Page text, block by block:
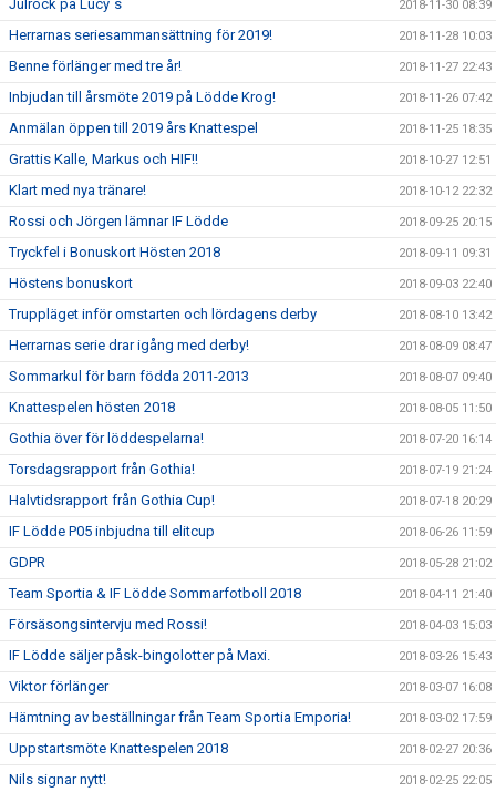
Julrock på Lucy´s 2018-11-30 08:39
Herrarnas seriesammansättning för 2019! 2018-11-28 10:03
Benne förlänger med tre år! 2018-11-27 22:43
Inbjudan till årsmöte 2019 på Lödde Krog! 2018-11-26 07:42
Anmälan öppen till 2019 års Knattespel 2018-11-25 18:35
Grattis Kalle, Markus och HIF!! 2018-10-27 12:51
Klart med nya tränare! 2018-10-12 22:32
Rossi och Jörgen lämnar IF Lödde 2018-09-25 20:15
Tryckfel i Bonuskort Hösten 2018 2018-09-11 09:31
Höstens bonuskort 2018-09-03 22:40
Truppläget inför omstarten och lördagens derby 2018-08-10 13:42
Herrarnas serie drar igång med derby! 2018-08-09 08:47
Sommarkul för barn födda 2011-2013 2018-08-07 09:40
Knattespelen hösten 2018 2018-08-05 11:50
Gothia över för löddespelarna! 2018-07-20 16:14
Torsdagsrapport från Gothia! 2018-07-19 21:24
Halvtidsrapport från Gothia Cup! 2018-07-18 20:29
IF Lödde P05 inbjudna till elitcup 2018-06-26 11:59
GDPR 2018-05-28 21:02
Team Sportia & IF Lödde Sommarfotboll 2018 2018-04-11 21:40
Försäsongsintervju med Rossi! 2018-04-03 15:03
IF Lödde säljer påsk-bingolotter på Maxi. 2018-03-26 15:43
Viktor förlänger 2018-03-07 16:08
Hämtning av beställningar från Team Sportia Emporia! 2018-03-02 17:59
Uppstartsmöte Knattespelen 2018 2018-02-27 20:36
Nils signar nytt! 2018-02-25 22:05